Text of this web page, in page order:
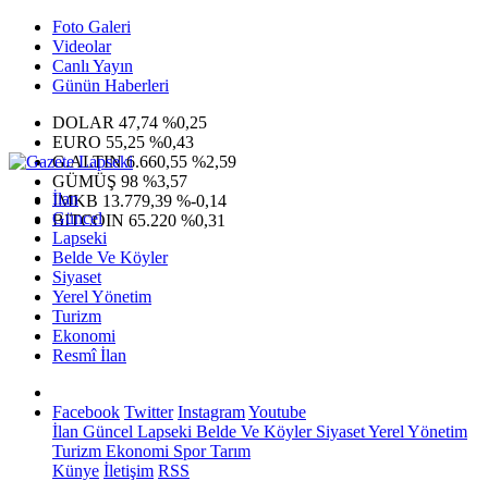
Foto Galeri
Videolar
Canlı Yayın
Günün Haberleri
DOLAR 47,74 %0,25
EURO 55,25 %0,43
G.ALTIN6.660,55 %2,59
GÜMÜŞ 98 %3,57
IMKB 13.779,39 %-0,14
BITCOIN 65.220 %0,31
İlan
Güncel
Lapseki
Belde Ve Köyler
Siyaset
Yerel Yönetim
Turizm
Ekonomi
Resmî İlan
Facebook Twitter InstagramYoutube
İlan Güncel Lapseki Belde Ve KöylerSiyasetYerel Yönetim
Turizm Ekonomi SporTarım
Künye İletişim RSS